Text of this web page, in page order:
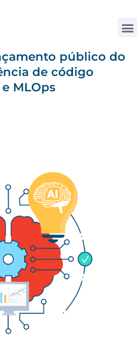
público do
de código
MLOps